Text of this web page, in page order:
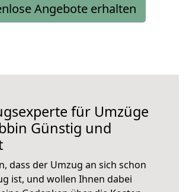
Angebote erhalten
für Umzüge
Günstig und
dass der Umzug an sich schon
ist, und wollen Ihnen dabei